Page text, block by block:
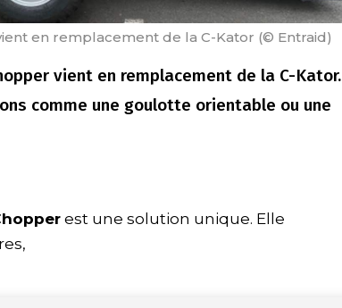
en remplacement de la C-Kator (© Entraid)
vient en remplacement de la C-Kator.
comme une goulotte orientable ou une
est une solution unique. Elle